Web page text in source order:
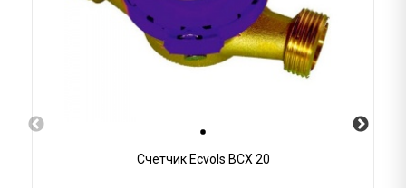
Счетчик Ecvols ВСХ 20